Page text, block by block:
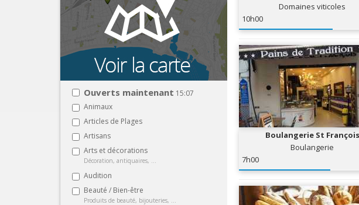
Ouverts maintenant 15:07
Animaux
Articles de Plages
Artisans
Arts et décorations
Décoration, antiquaires, ...
Audition
Beauté / Bien-être
Produits de beauté, bijouteries, ...
Domaines viticoles
10h00
Boulangerie St François
Boulangerie
7h00